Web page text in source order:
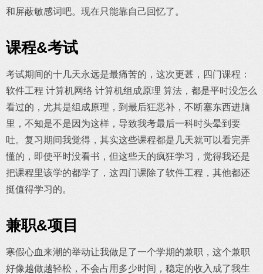
和屏蔽敏感词吧。现在只能靠自己回忆了。
课程&考试
考试期间的十几天永远是最痛苦的，这次更甚，四门课程：
软件工程 计算机网络 计算机组成原理 算法，都是平时没怎么
看过的，尤其是组成原理，到最后狂恶补，不断塞东西进脑
里，不知是不是因为这样，导致我考最后一科时头晕到要
吐。复习期间我觉得，其实这些课程都是几天就可以看完弄
懂的，即使平时没看书，但这些天的疯狂学习，觉得我还是
把课程里该学的都学了，这四门课除了软件工程，其他都还
挺值得学习的。
兼职&项目
寒假心血来潮的举动让我做足了一个学期的兼职，这个兼职
好像越做越轻松，不会占用多少时间，稳定的收入成了我生